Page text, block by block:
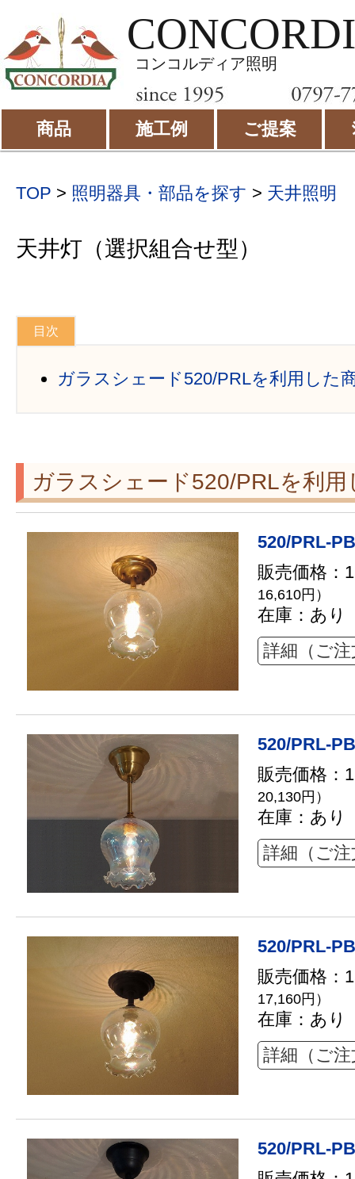
コンコルディア照明
商品 施工例 ご提案
TOP > 照明器具・部品を探す > 天井照明
天井灯（選択組合せ型）
ガラスシェード520/PRLを利用した
ガラスシェード520/PRLを利用
520/PRL-
販売価格：
16,610円）
在庫：あり
詳細（ご
520/PRL-
販売価格：
20,130円）
在庫：あり
詳細（ご
520/PRL-
販売価格：
17,160円）
在庫：あり
詳細（ご
520/PRL-